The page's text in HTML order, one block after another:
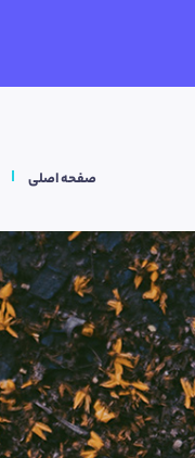
صفحه اصلی